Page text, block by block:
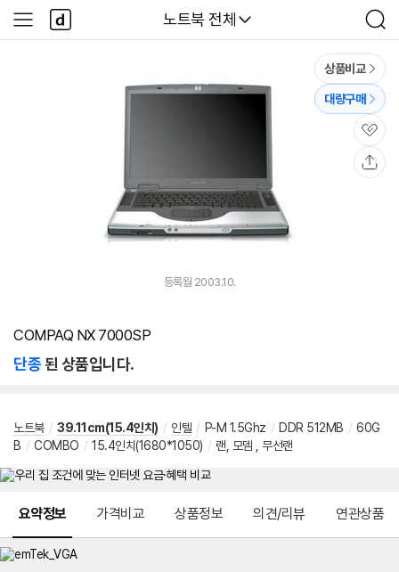
다나와
노트북 전체
검
색
사
이
다
나
와
상품비교
대량구매
관
심
등록월 2003.10.
COMPAQ NX 7000SP
단종된 상품입니다.
노트북 / 39.11cm(15.4인치) / 인텔 / P-M 1.5Ghz / DDR 512MB / 60G
B / COMBO / 15.4인치(1680*1050) / 랜, 모뎀 , 무선랜
요약정보 가격비교 상품정보 의견/리뷰 연관상품